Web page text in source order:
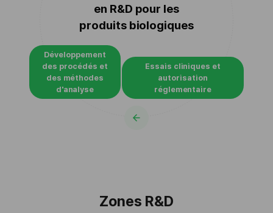
en R&D pour les
produits biologiques
Essais cliniques et
autorisation
réglementaire
Développement
des procédés et
des méthodes
d'analyse
Zones R&D